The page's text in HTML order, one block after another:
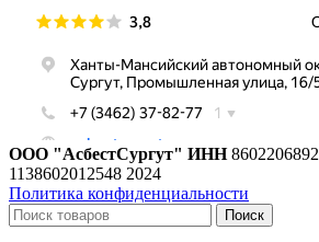
ООО "АсбестСургут" ИНН8602206892
1138602012548 2024
Политика конфиденциальности
Поиск